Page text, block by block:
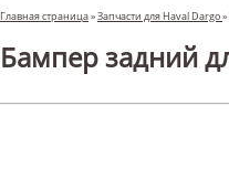
Главная страница»Запчасти для Haval Dargo»
Бампер задний